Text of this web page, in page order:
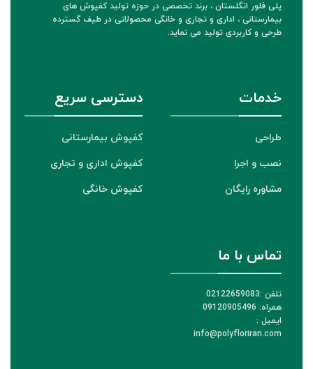
پلی فلور انگلستان ، برند تخصصی در حوزه تولید کفپوش های
بیمارستانی ، اداری و تجاری و خانگی محصولاتی در طیف گسترده
طرحی و کاربردی تولید می نماید.
خدمات
طراحی
نصب و اجرا
مشاوره رایگان
دسترسی سریع
کفپوش بیمارستانی
کفپوش اداری و تجاری
کفپوش خانگی
تماس با ما
تلفن :02122659083
همراه: 09120905496
ایمیل :
info@polyfloriran.com